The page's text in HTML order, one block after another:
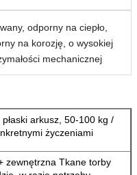
odporny na ciepło,
na korozję, o wysokiej
mechanicznej
arkusz, 50-100 kg /
życzeniami
zewnętrzna Tkane torby